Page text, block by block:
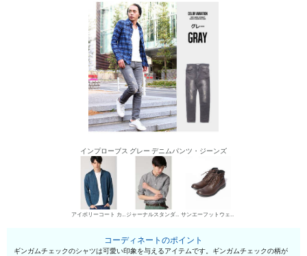
インプローブス グレー デニムパンツ・ジーンズ
アイボリーコート カジュアルジャケット ジャーナルスタンダード シャツ サンエーフットウェア ワークブーツ
コーディネートのポイント
ギンガムチェックのシャツは可愛い印象を与えるアイテムです。ギンガムチェックの柄が